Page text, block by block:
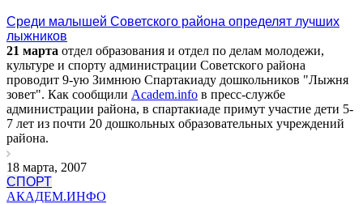
Среди малышей Советского района определят лучших
лыжников
21 марта отдел образования и отдел по делам молодежи,
культуре и спорту администрации Советского района
проводит 9-ую Зимнюю Спартакиаду дошкольников "Лыжня
зовет". Как сообщили Academ.info в пресс-службе
администрации района, в спартакиаде примут участие дети 5-
7 лет из почти 20 дошкольных образовательных учреждений
района.
18 марта, 2007
СПОРТ
АКАДЕМ.ИНФО